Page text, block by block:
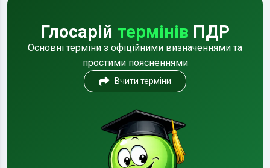
Глосарій термінів ПДР
Основні терміни з офіційними визначеннями та
простими поясненнями
Вчити терміни